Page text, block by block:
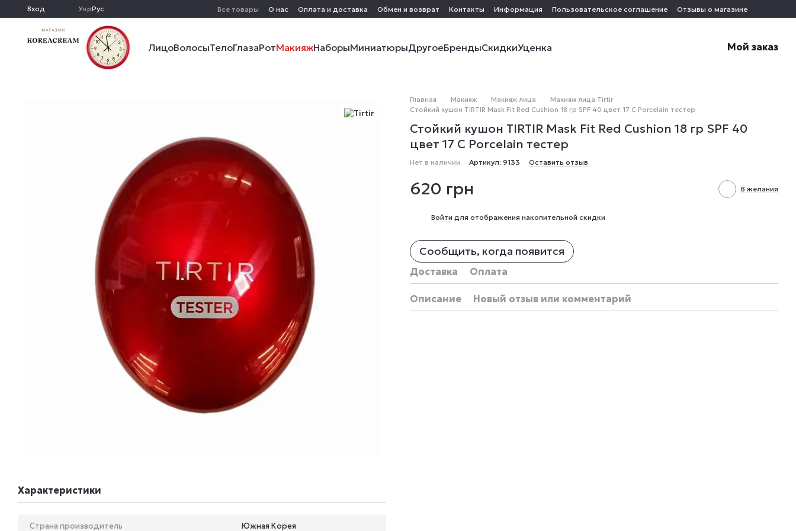
Перейти к основному контенту
Вход УкрРус Все товары О нас Оплата и доставка Обмен и возврат Контакты Информация Пользовательское соглашение Отзывы о магазине
ЛицоВолосыТелоГлазаРотМакияжНаборыМиниатюрыДругоеБрендыСкидкиУценка Мой заказ
Характеристики
Страна производитель Южная Корея
Главная Макияж Макияж лица
Макияж лица Tirtir
Стойкий кушон TIRTIR Mask Fit Red Cushion 18 гр SPF 40 цвет 17 С Porcelain тестер
Стойкий кушон TIRTIR Mask Fit Red Cushion 18 гр SPF 40
цвет 17 С Porcelain тестер
Нет в наличии Артикул: 9133 Оставить отзыв
620 грн В желания
Войти для отображения накопительной скидки
Сообщить, когда появится
Доставка Оплата
Описание Новый отзыв или комментарий